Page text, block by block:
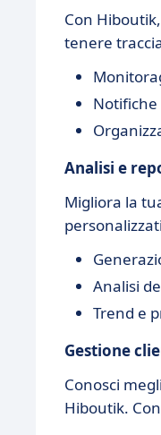
Con
tenere
Notifiche
Analisi e
Migliora la
Analisi
Trend e
Gestione
Conosci
Hiboutik.